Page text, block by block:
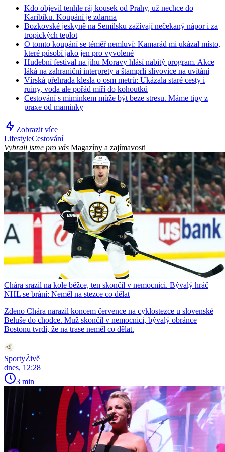
Kdo objevil tenhle ráj kousek od Prahy, už nechce do
Karibiku. Koupání je zdarma
Bozkovské jeskyně na Semilsku zažívají nečekaný nápor i za
tropických teplot
O tomto koupání se téměř nemluví: Kamarád mi ukázal místo,
které působí jako jen pro vyvolené
Hudební festival na jihu Moravy hlásí nabitý program. Akce
láká na zahraniční interprety a štamprli slivovice na uvítání
Vírská přehrada klesla o osm metrů: Ukázala staré cesty i
ruiny, voda ale pořád míří do kohoutků
Cestování s miminkem může být beze stresu. Máme tipy z
praxe od maminky
Zobrazit více
LifestyleCestování
Vybrali jsme pro vás Magazíny a zajímavosti
Chára srazil na kole běžce, ten skončil v nemocnici. Bývalý hráč
NHL se brání: Neměl na stezce co dělat
Zdeno Chára narazil koncem července na cyklostezce u slovenské
Beluše do chodce. Muž skončil v nemocnici, bývalý obránce
Bostonu tvrdí, že na trase neměl co dělat.
SportyŽivě
dnes, 12:28
3 min